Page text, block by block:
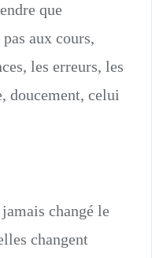
que
aux cours,
les erreurs, les
doucement, celui
changé le
changent